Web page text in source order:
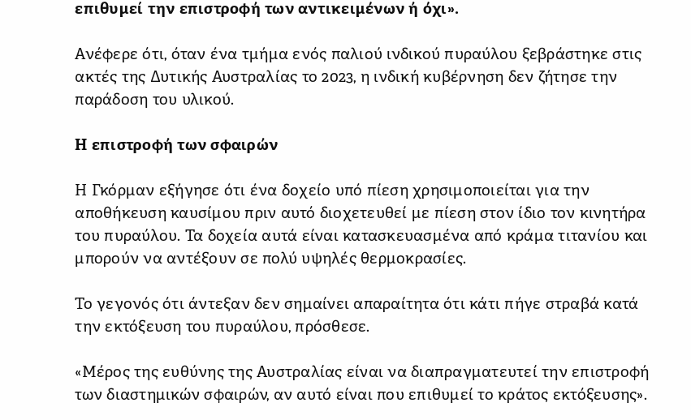
επιθυμεί την επιστροφή των αντικειμένων ή όχι».
Ανέφερε ότι, όταν ένα τμήμα ενός παλιού ινδικού πυραύλου ξεβράστηκε στις
ακτές της Δυτικής Αυστραλίας το 2023, η ινδική κυβέρνηση δεν ζήτησε την
παράδοση του υλικού.
Η επιστροφή των σφαιρών
Η Γκόρμαν εξήγησε ότι ένα δοχείο υπό πίεση χρησιμοποιείται για την
αποθήκευση καυσίμου πριν αυτό διοχετευθεί με πίεση στον ίδιο τον κινητήρα
του πυραύλου. Τα δοχεία αυτά είναι κατασκευασμένα από κράμα τιτανίου και
μπορούν να αντέξουν σε πολύ υψηλές θερμοκρασίες.
Το γεγονός ότι άντεξαν δεν σημαίνει απαραίτητα ότι κάτι πήγε στραβά κατά
την εκτόξευση του πυραύλου, πρόσθεσε.
«Μέρος της ευθύνης της Αυστραλίας είναι να διαπραγματευτεί την επιστροφή
των διαστημικών σφαιρών, αν αυτό είναι που επιθυμεί το κράτος εκτόξευσης».